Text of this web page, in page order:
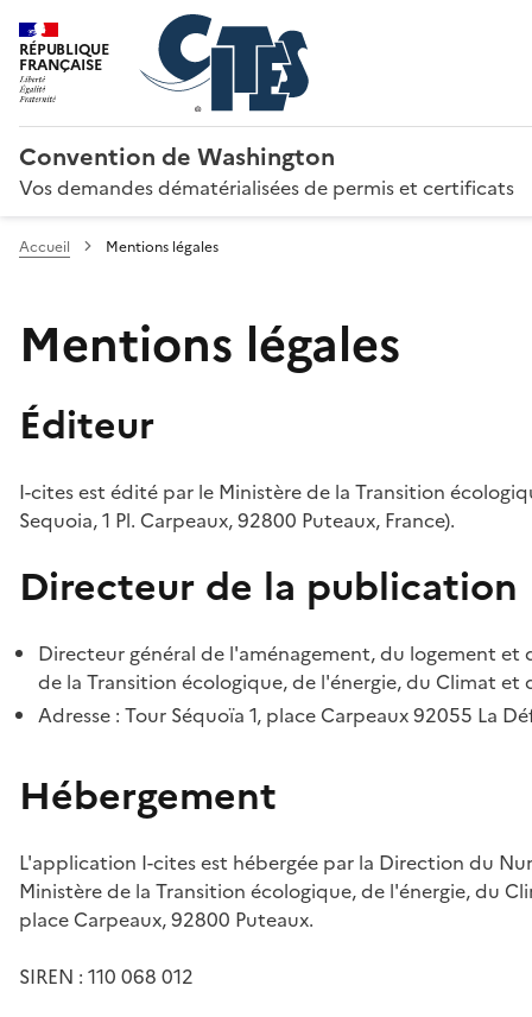
RÉPUBLIQUE
FRANÇAISE
Convention de Washington
Vos demandes dématérialisées de permis et certificats
Accueil Mentions légales
Mentions légales
Éditeur
I-cites est édité par le Ministère de la Transition
Sequoia, 1 Pl. Carpeaux, 92800 Puteaux, France).
Directeur de la publication
Directeur général de l'aménagement, du logement
de la Transition écologique, de l'énergie, du Climat et
Adresse : Tour Séquoïa 1, place Carpeaux 92055 La
Hébergement
L'application I-cites est hébergée par la Direction du
Ministère de la Transition écologique, de l'énergie, du
place Carpeaux, 92800 Puteaux.
SIREN : 110 068 012